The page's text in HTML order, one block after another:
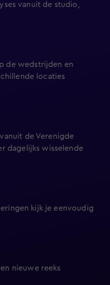
vanuit de studio,
de wedstrijden en
locaties
de Verenigde
dagelijks wisselende
kijk je eenvoudig
nieuwe reeks